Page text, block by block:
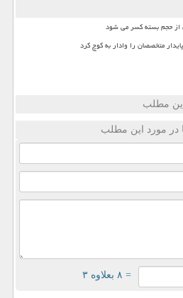
از حجم بسته کسر می شود
متخصصان را وادار به کوچ کرد
این مطلب
در مورد این مطلب
= ۸ بعلاوه ۳